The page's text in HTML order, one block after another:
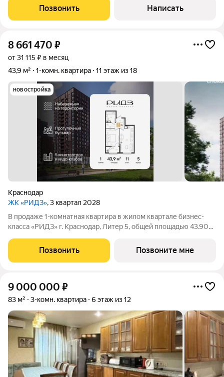
после ремонта, никто не проживал и не прописан. Комнаты
изолированные, окна
Позвонить Написать
8 661 470 ₽
от 31 115 ₽ в месяц
43,9 м²
1-комн. квартира 11 этаж из 18
новостройка
Краснодар
ЖК «РИДЗ», 3 квартал 2028
В продаже 1-комнатная квартира в жилом квартале бизнес-
класса «РИДЗ» г. Краснодар, Литер 5, общей площадью 43.90
объявлении пример отделки от застройщика. Приобретается
отдельно и не входит
Позвонить Позвоните мне
9 000 000 ₽
83 м² 3-комн. квартира 6 этаж из 12